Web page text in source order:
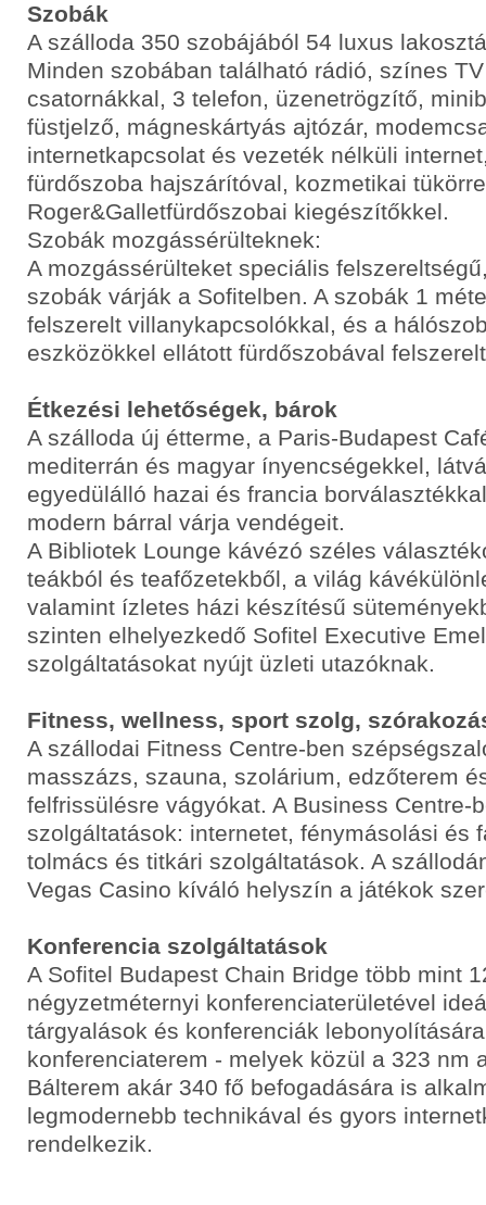
Szobák
A szálloda 350 szobájából 54 luxus
Minden szobában található rádió, színes
csatornákkal, 3 telefon, üzenetrögzítő,
füstjelző, mágneskártyás ajtózár,
internetkapcsolat és vezeték nélküli
fürdőszoba hajszárítóval, kozmetikai
Roger&Galletfürdőszobai kiegészítőkkel.
Szobák mozgássérülteknek:
A mozgássérülteket speciális
szobák várják a Sofitelben. A szobák 1
felszerelt villanykapcsolókkal, és a
eszközökkel ellátott fürdőszobával
Étkezési lehetőségek, bárok
A szálloda új étterme, a Paris-Budapest
mediterrán és magyar ínyencségekkel,
egyedülálló hazai és francia
modern bárral várja vendégeit.
A Bibliotek Lounge kávézó széles
teákból és teafőzetekből, a világ
valamint ízletes házi készítésű
szinten elhelyezkedő Sofitel Executive
szolgáltatásokat nyújt üzleti utazóknak.
Fitness, wellness, sport szolg,
A szállodai Fitness Centre-ben
masszázs, szauna, szolárium, edzőterem
felfrissülésre vágyókat. A Business Centre-
szolgáltatások: internetet, fénymásolási és
tolmács és titkári szolgáltatások. A
Vegas Casino kíváló helyszín a játékok
Konferencia szolgáltatások
A Sofitel Budapest Chain Bridge több mint
négyzetméternyi konferenciaterületével
tárgyalások és konferenciák
konferenciaterem - melyek közül a 323 nm
Bálterem akár 340 fő befogadására is
legmodernebb technikával és gyors
rendelkezik.